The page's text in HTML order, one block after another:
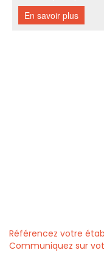
Référencez votre
Communiquez sur